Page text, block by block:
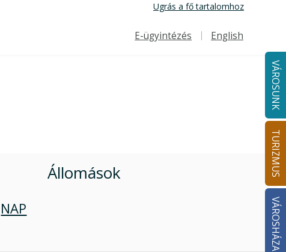
Ugrás a fő tartalomhoz
Felső navigáció
E-ügyintézés English
VÁROSUNK
TURIZMUS
VÁROSHÁZA
Állomások
NAP